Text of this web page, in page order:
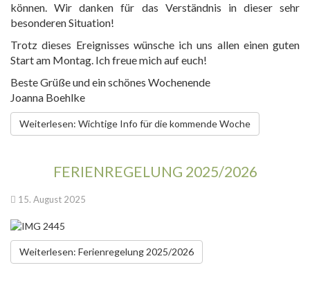
können. Wir danken für das Verständnis in dieser sehr
besonderen Situation!
Trotz dieses Ereignisses wünsche ich uns allen einen guten
Start am Montag. Ich freue mich auf euch!
Beste Grüße und ein schönes Wochenende
Joanna Boehlke
Weiterlesen: Wichtige Info für die kommende Woche
FERIENREGELUNG 2025/2026
15. August 2025
Weiterlesen: Ferienregelung 2025/2026